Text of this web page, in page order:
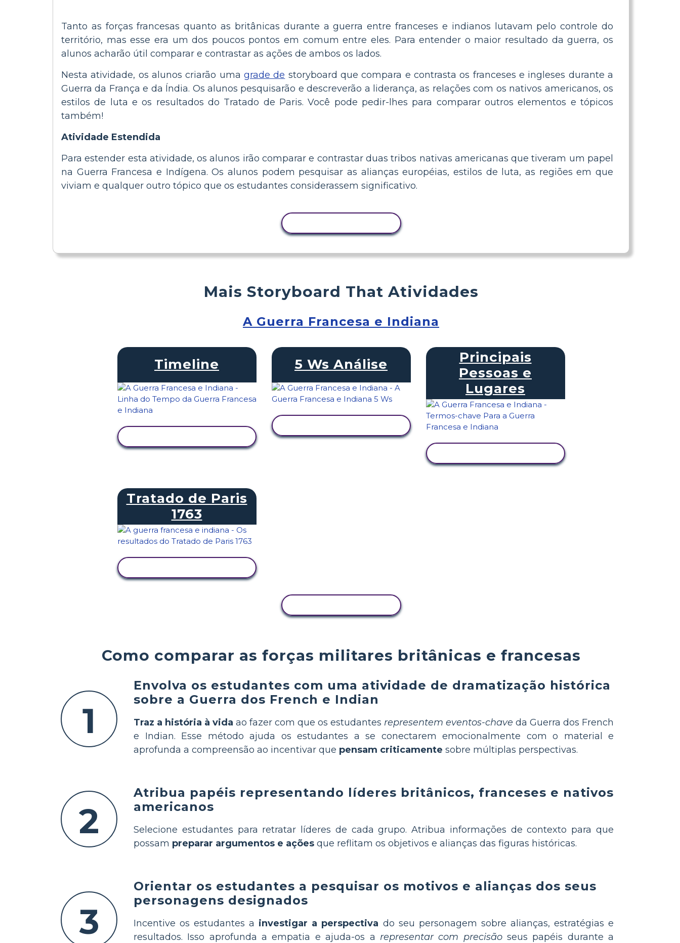
Tanto as forças francesas quanto as britânicas durante a guerra entre franceses e indianos lutavam pelo controle do
território, mas esse era um dos poucos pontos em comum entre eles. Para entender o maior resultado da guerra, os
alunos acharão útil comparar e contrastar as ações de ambos os lados.
Nesta atividade, os alunos criarão uma grade de storyboard que compara e contrasta os franceses e ingleses durante a
Guerra da França e da Índia. Os alunos pesquisarão e descreverão a liderança, as relações com os nativos americanos, os
estilos de luta e os resultados do Tratado de Paris. Você pode pedir-lhes para comparar outros elementos e tópicos
também!
Atividade Estendida
Para estender esta atividade, os alunos irão comparar e contrastar duas tribos nativas americanas que tiveram um papel
na Guerra Francesa e Indígena. Os alunos podem pesquisar as alianças européias, estilos de luta, as regiões em que
viviam e qualquer outro tópico que os estudantes considerassem significativo.
Como comparar as forças militares britânicas e francesas
1
Envolva os estudantes com uma atividade de dramatização histórica
sobre a Guerra dos French e Indian
Traz a história à vida ao fazer com que os estudantes representem eventos-chave da Guerra dos French
e Indian. Esse método ajuda os estudantes a se conectarem emocionalmente com o material e
aprofunda a compreensão ao incentivar que pensam criticamente sobre múltiplas perspectivas.
2
Atribua papéis representando líderes britânicos, franceses e nativos
americanos
Selecione estudantes para retratar líderes de cada grupo. Atribua informações de contexto para que
possam preparar argumentos e ações que reflitam os objetivos e alianças das figuras históricas.
3
Orientar os estudantes a pesquisar os motivos e alianças dos seus
personagens designados
Incentive os estudantes a investigar a perspectiva do seu personagem sobre alianças, estratégias e
resultados. Isso aprofunda a empatia e ajuda-os a representar com precisãoseus papéis durante a
Mais Storyboard That Atividades
A Guerra Francesa e Indiana
Timeline 5 Ws Análise
Principais
Pessoas e
Lugares
Tratado de Paris
1763